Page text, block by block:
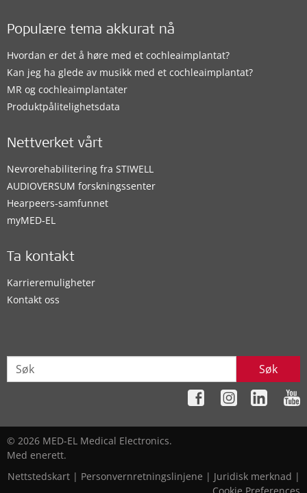
Populære tema akkurat nå
Hvordan er det å høre med et cochleaimplantat?
Kan jeg ha glede av musikk med et cochleaimplantat?
MR og cochleaimplantater
Produktpålitelighetsdata
Nettverket vårt
Nevrorehabilitering fra STIWELL
AUDIOVERSUM forskningssenter
Hearpeers-samfunnet
myMED‑EL
Ta kontakt
Karrieremuligheter
Kontakt oss
Søk
© 2026 MED-EL Medical Electronics.
Med enerett.
Nettstedskart | Personvernretningslinjene | Juridisk merknad |